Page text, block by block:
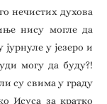
нечистих духова
нису могле да
у језеро и
могу да буду?!
су свима у граду
Исуса за кратко